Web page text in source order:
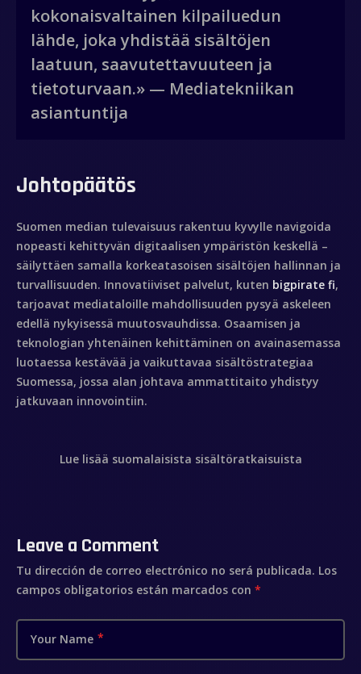
kokonaisvaltainen kilpailuedun
lähde, joka yhdistää sisältöjen
laatuun, saavutettavuuteen ja
tietoturvaan.» — Mediatekniikan
asiantuntija
Johtopäätös
Suomen median tulevaisuus rakentuu kyvylle navigoida
nopeasti kehittyvän digitaalisen ympäristön keskellä –
säilyttäen samalla korkeatasoisen sisältöjen hallinnan ja
turvallisuuden. Innovatiiviset palvelut, kuten bigpirate fi,
tarjoavat mediataloille mahdollisuuden pysyä askeleen
edellä nykyisessä muutosvauhdissa. Osaamisen ja
teknologian yhtenäinen kehittäminen on avainasemassa
luotaessa kestävää ja vaikuttavaa sisältöstrategiaa
Suomessa, jossa alan johtava ammattitaito yhdistyy
jatkuvaan innovointiin.
Lue lisää suomalaisista sisältöratkaisuista
Leave a Comment
Tu dirección de correo electrónico no será publicada. Los
campos obligatorios están marcados con *
Your Name